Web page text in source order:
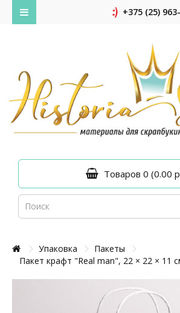
+375 (25)
Товаров 0 (0.00
Упаковка
Пакеты
Пакет крафт "Real man", 22 × 22 × 11